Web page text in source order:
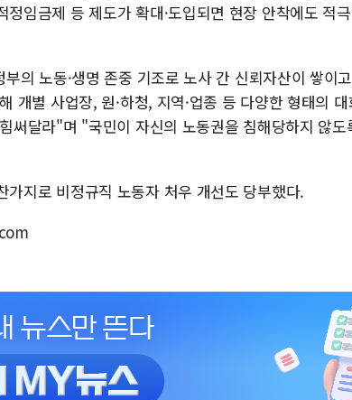
정임금제 등 제도가 확대·도입되면 현장 안착에도 적
의 노동·생명 존중 기조로 노사 간 신뢰자산이 쌓이
개별 사업장, 원·하청, 지역·업종 등 다양한 형태의
써달라"며 "국민이 자신의 노동권을 침해당하지 않
가지로 비정규직 노동자 처우 개선도 당부했다.